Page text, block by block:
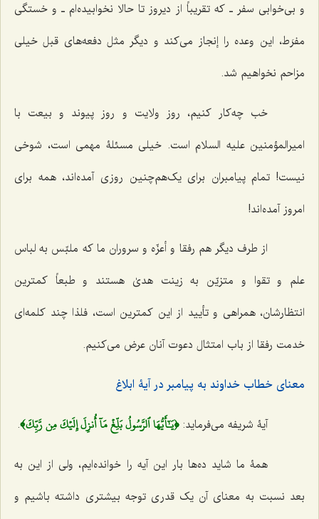
و بی‌خوابی سفر ـ که تقریباً از دیروز تا حالا نخوابیده‌ام ـ و خستگی
مفرَط، این وعده را إنجاز می‌کند و دیگر مثل دفعه‌های قبل خیلی
مزاحم نخواهیم شد.
خب چه‌کار کنیم، روز ولایت و روز پیوند و بیعت با
امیرالمؤمنین علیه السلام است. خیلی مسئلۀ مهمی است، شوخی
نیست! تمام پیامبران برای یک‌هم‌چنین روزی آمده‌اند، همه برای
امروز آمده‌اند!
از طرف دیگر هم رفقا و أعزّه و سروران ما که ملبّس به لباس
علم و تقوا و متزیّن به زینت هدیٰ هستند و طبعاً کمترین
انتظارشان، همراهی و تأیید از این کمترین است، فلذا چند کلمه‌ای
خدمت رفقا از باب امتثال دعوت آنان عرض می‌کنیم.
معنای خطاب خداوند به پیامبر در آیۀ ابلاغ
آیۀ شریفه می‌فرماید: ﴿يَـٰٓأَيُّهَا ٱلرَّسُولُ بَلِّغۡ مَآ أُنزِلَ إِلَيۡكَ مِن رَّبِّكَ﴾.
همۀ ما شاید ده‌ها بار این آیه را خوانده‌ایم، ولی از این به
بعد نسبت به معنای آن یک قدری توجه بیشتری داشته باشیم و